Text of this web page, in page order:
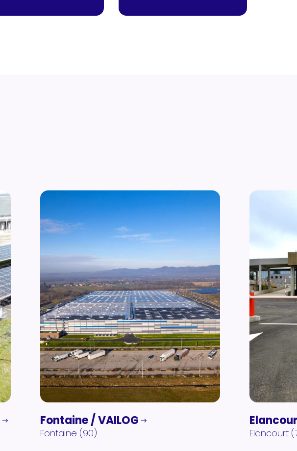
Fontaine / VAILOG
Fontaine (90) Elancourt